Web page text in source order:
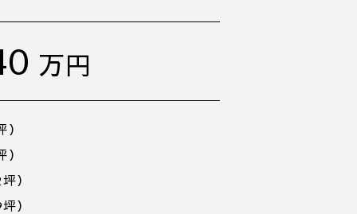
万円
）
）